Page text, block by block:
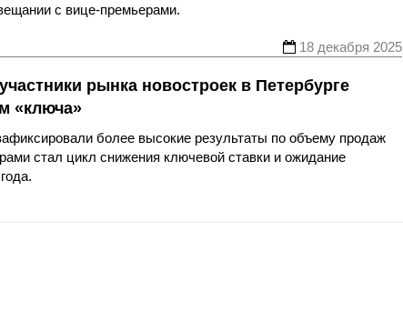
с вице-премьерами.
18 декабря 2025
рынка новостроек в Петербурге
«ключа»
более высокие результаты по объему продаж
стал цикл снижения ключевой ставки и ожидание